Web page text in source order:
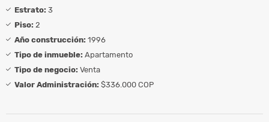
Estrato: 3
Piso: 2
Año construcción: 1996
Tipo de inmueble: Apartamento
Tipo de negocio: Venta
Valor Administración: $336.000 COP